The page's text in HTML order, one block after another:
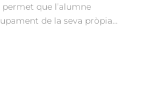
que l’alumne
de la seva pròpia...